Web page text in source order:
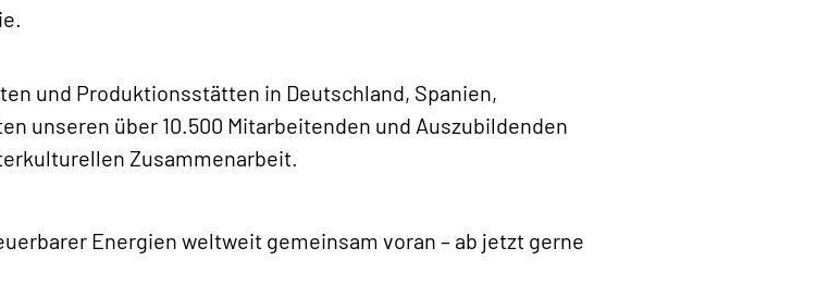
und Produktionsstätten in Deutschland, Spanien,
unseren über 10.500 Mitarbeitenden und Auszubildenden
Zusammenarbeit.
Energien weltweit gemeinsam voran – ab jetzt gerne